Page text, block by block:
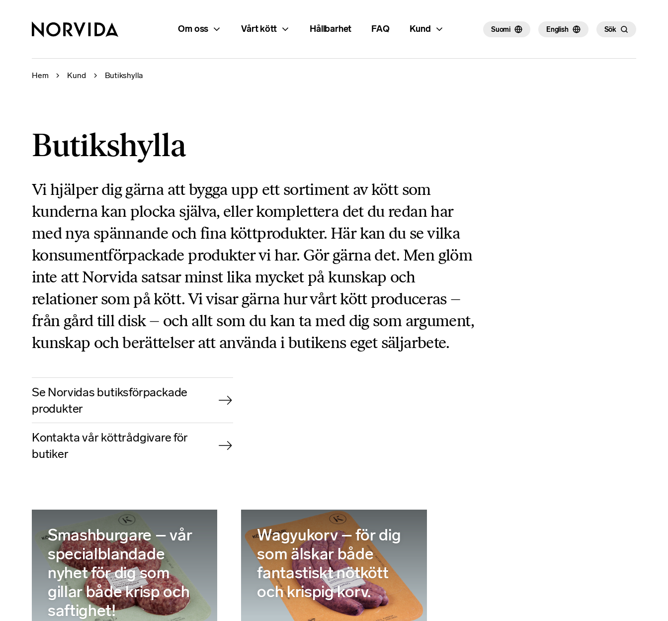
Om oss Vårt kött Hållbarhet FAQ Kund Suomi English Sök
Hem Kund Butikshylla
Butikshylla
Vi hjälper dig gärna att bygga upp ett sortiment av kött som
kunderna kan plocka själva, eller komplettera det du redan har
med nya spännande och fina köttprodukter. Här kan du se vilka
konsumentförpackade produkter vi har. Gör gärna det. Men glöm
inte att Norvida satsar minst lika mycket på kunskap och
relationer som på kött. Vi visar gärna hur vårt kött produceras –
från gård till disk – och allt som du kan ta med dig som argument,
kunskap och berättelser att använda i butikens eget säljarbete.
Se Norvidas butiksförpackade
produkter
Kontakta vår köttrådgivare för
butiker
Smashburgare – vår
specialblandade
nyhet för dig som
gillar både krisp och
saftighet!
Wagyukorv – för dig
som älskar både
fantastiskt nötkött
och krispig korv.